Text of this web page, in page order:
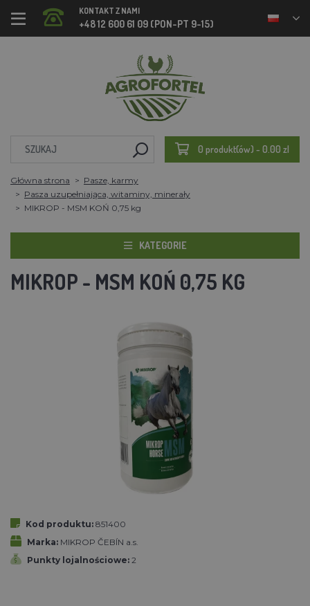
KONTAKT Z NAMI
+48 12 600 61 09 (PON-PT 9-15)
0 produkt(ów) - 0.00 zl
Główna strona
Pasze, karmy
Pasza uzupełniająca, witaminy, minerały
MIKROP - MSM KOŃ 0,75 kg
KATEGORIE
MIKROP - MSM KOŃ 0,75 KG
Kod produktu: 851400
Marka: MIKROP ČEBÍN a.s.
Punkty lojalnościowe: 2